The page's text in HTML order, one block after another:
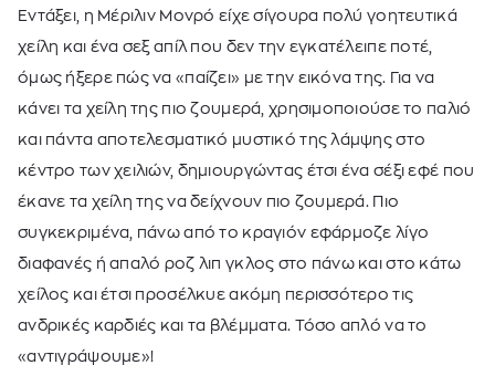
Εντάξει, η Μέριλιν Μονρό είχε σίγουρα πολύ γοητευτικά
χείλη και ένα σεξ απίλ που δεν την εγκατέλειπε ποτέ,
όμως ήξερε πώς να «παίζει» με την εικόνα της. Για να
κάνει τα χείλη της πιο ζουμερά, χρησιμοποιούσε το παλιό
και πάντα αποτελεσματικό μυστικό της λάμψης στο
κέντρο των χειλιών, δημιουργώντας έτσι ένα σέξι εφέ που
έκανε τα χείλη της να δείχνουν πιο ζουμερά. Πιο
συγκεκριμένα, πάνω από το κραγιόν εφάρμοζε λίγο
διαφανές ή απαλό ροζ λιπ γκλος στο πάνω και στο κάτω
χείλος και έτσι προσέλκυε ακόμη περισσότερο τις
ανδρικές καρδιές και τα βλέμματα. Τόσο απλό να το
«αντιγράψουμε»!